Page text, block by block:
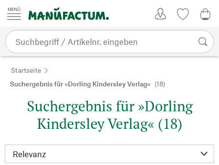
Zum Inhalt springen
Startseite
Suchergebnis für »Dorling Kindersley Verlag« (18)
Suchergebnis für »Dorling
Kindersley Verlag« (18)